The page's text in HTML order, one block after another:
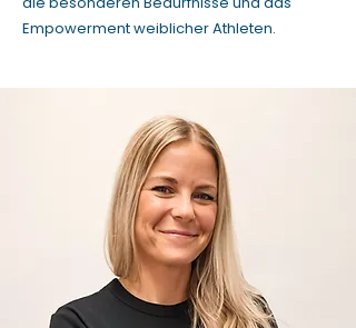
Empowerment weiblicher Athleten.